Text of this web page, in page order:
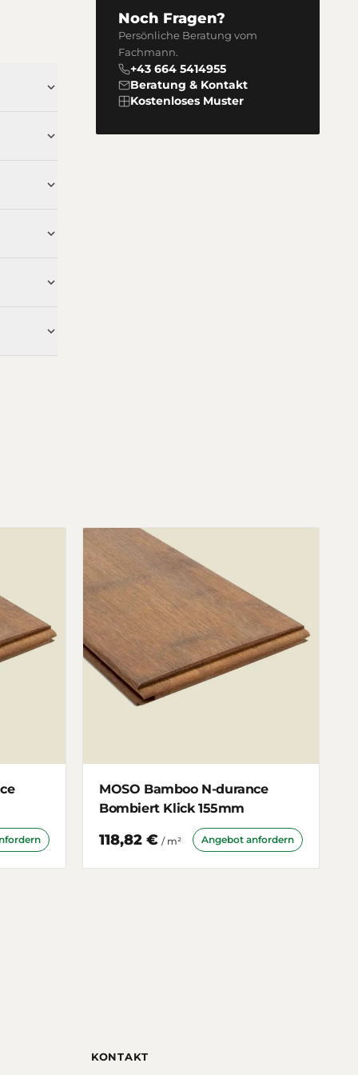
Noch Fragen?
Persönliche Beratung vom
Fachmann.
+43 664 5414955
Beratung & Kontakt
Kostenloses Muster
MOSO Bamboo N-durance
Bombiert Klick 155mm
118,82 € / m² Angebot anfordern
KONTAKT